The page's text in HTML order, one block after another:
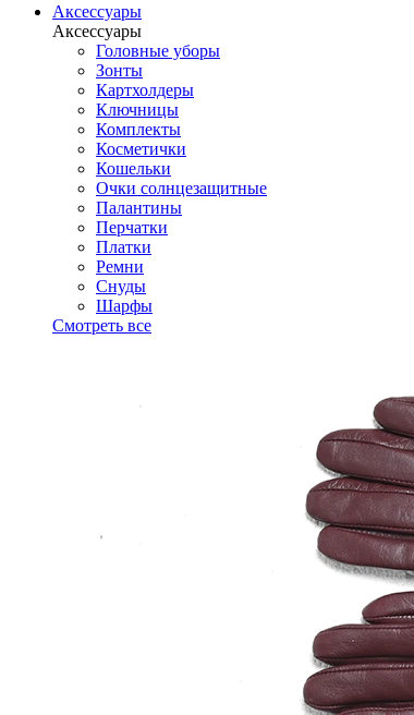
Аксессуары
Аксессуары
Головные уборы
Зонты
Картхолдеры
Ключницы
Комплекты
Косметички
Кошельки
Очки солнцезащитные
Палантины
Перчатки
Платки
Ремни
Снуды
Шарфы
Смотреть все